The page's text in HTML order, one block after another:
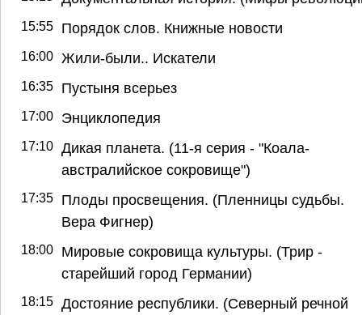
15:55 Порядок слов. Книжные новости
16:00 Жили-были.. Искатели
16:35 Пустыня всерьез
17:00 Энциклопедия
17:10 Дикая планета. (11-я серия - "Коала-
австралийское сокровище")
17:35
Плоды просвещения. (Пленницы судьбы.
Вера Фигнер)
18:00
Мировые сокровища культуры. (Трир -
старейший город Германии)
18:15 Достояние республики. (Северный речной